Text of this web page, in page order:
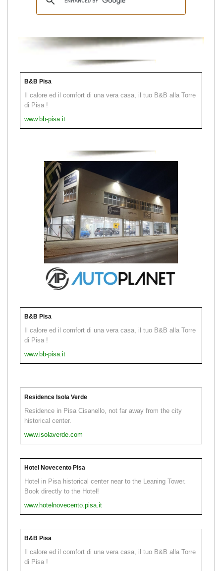
B&B Pisa
Il calore ed il comfort di una vera casa, il tuo B&B alla Torre
di Pisa !
www.bb-pisa.it
B&B Pisa
Il calore ed il comfort di una vera casa, il tuo B&B alla Torre
di Pisa !
www.bb-pisa.it
Residence Isola Verde
Residence in Pisa Cisanello, not far away from the city
historical center.
www.isolaverde.com
Hotel Novecento Pisa
Hotel in Pisa historical center near to the Leaning Tower.
Book directly to the Hotel!
www.hotelnovecento.pisa.it
B&B Pisa
Il calore ed il comfort di una vera casa, il tuo B&B alla Torre
di Pisa !